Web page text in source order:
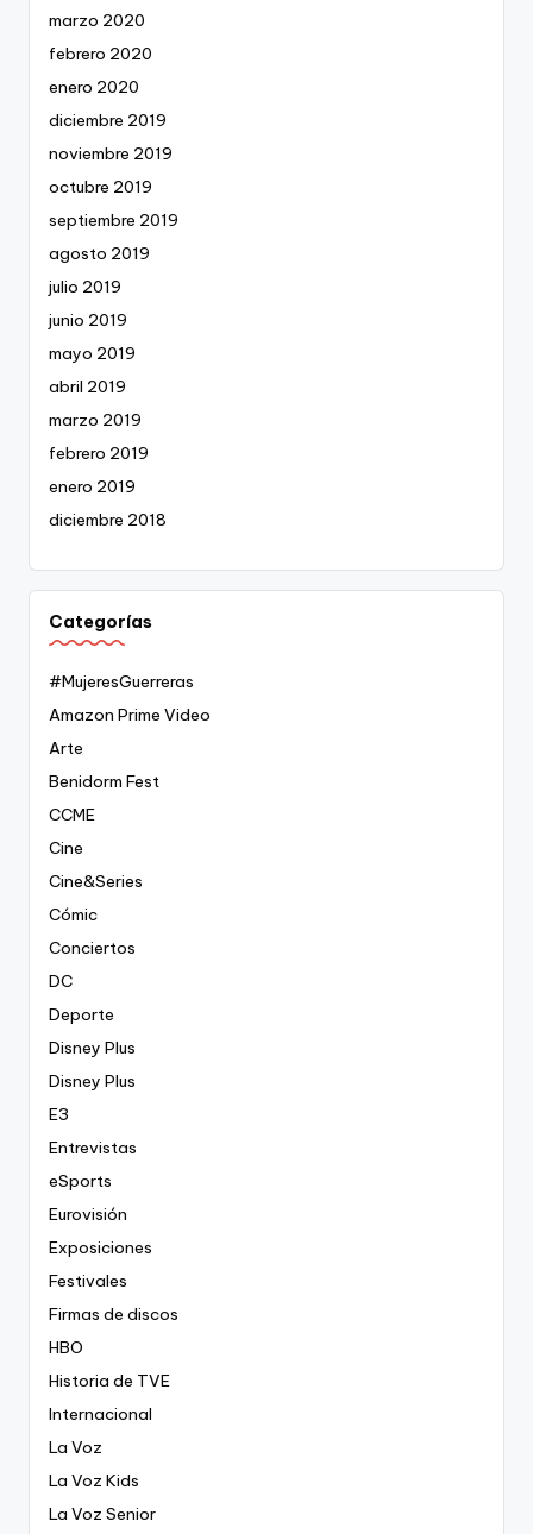
marzo 2020
febrero 2020
enero 2020
diciembre 2019
noviembre 2019
octubre 2019
septiembre 2019
agosto 2019
julio 2019
junio 2019
mayo 2019
abril 2019
marzo 2019
febrero 2019
enero 2019
diciembre 2018
Categorías
#MujeresGuerreras
Amazon Prime Video
Arte
Benidorm Fest
CCME
Cine
Cine&Series
Cómic
Conciertos
DC
Deporte
Disney Plus
Disney Plus
E3
Entrevistas
eSports
Eurovisión
Exposiciones
Festivales
Firmas de discos
HBO
Historia de TVE
Internacional
La Voz
La Voz Kids
La Voz Senior